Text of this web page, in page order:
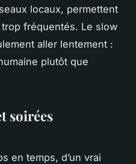
locaux, permettent
fréquentés. Le slow
aller lentement :
plutôt que
soirées
en temps, d’un vrai